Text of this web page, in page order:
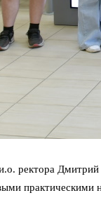
ректора
практическими